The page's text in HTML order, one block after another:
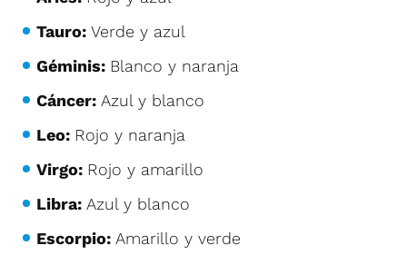
Tauro: Verde y azul
Géminis: Blanco y naranja
Cáncer: Azul y blanco
Leo: Rojo y naranja
Virgo: Rojo y amarillo
Libra: Azul y blanco
Escorpio: Amarillo y verde